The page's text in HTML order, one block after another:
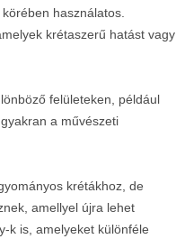
használatos.
krétaszerű hatást vagy
felületeken, például
a művészeti
krétákhoz, de
amellyel újra lehet
k is, amelyeket különféle